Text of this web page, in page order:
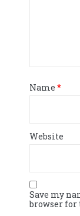
Name *
Website
Save my
browser